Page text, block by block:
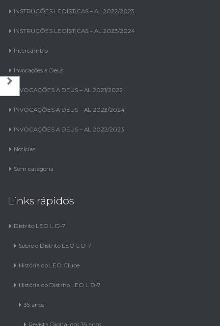
INSTRUÇÕES LEOÍSTICAS – AL 2021/2022
INSTRUÇÕES LEOÍSTICAS – AL 2022/2023
INSTRUÇÕES LEOÍSTICAS – AL 2023/2024
Intercâmbio
Invocações a Deus
INVOCAÇÕES A DEUS – AL 2021/2022
INVOCAÇÕES A DEUS – AL 2023/2024
INVOCAÇÕES A DEUS – AL 2022/2023
Notícias
Links rápidos
Distrito LEO L D-7
Sobre o Distrito LEO L D-7
História do LEO Clube
História do Distrito LEO L D-7